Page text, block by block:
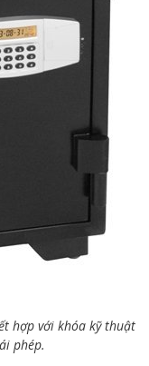
hợp với khóa kỹ thuật
phép.